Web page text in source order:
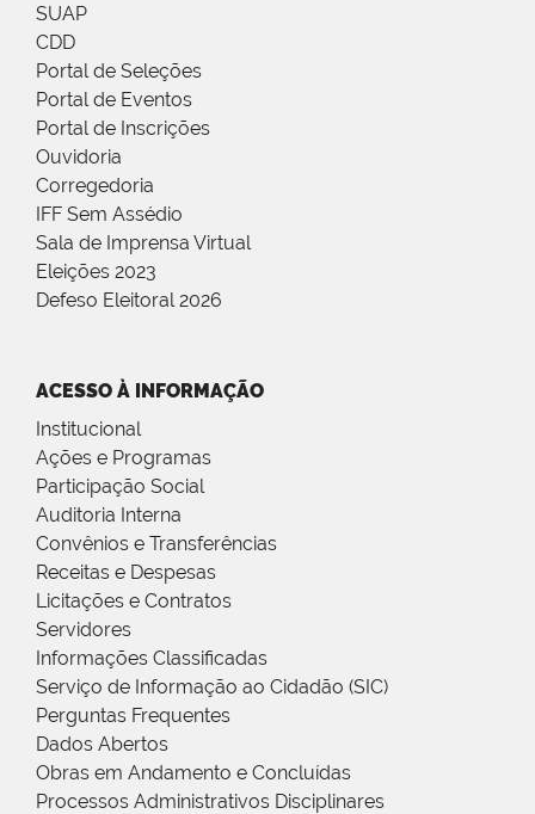
SUAP
CDD
Portal de Seleções
Portal de Eventos
Portal de Inscrições
Ouvidoria
Corregedoria
IFF Sem Assédio
Sala de Imprensa Virtual
Eleições 2023
Defeso Eleitoral 2026
ACESSO À INFORMAÇÃO
Institucional
Ações e Programas
Participação Social
Auditoria Interna
Convênios e Transferências
Receitas e Despesas
Licitações e Contratos
Servidores
Informações Classificadas
Serviço de Informação ao Cidadão (SIC)
Perguntas Frequentes
Dados Abertos
Obras em Andamento e Concluídas
Processos Administrativos Disciplinares